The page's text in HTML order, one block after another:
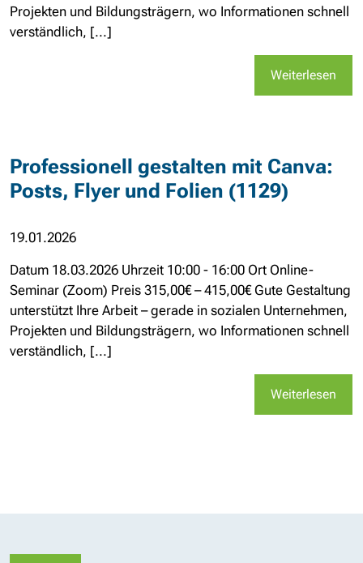
Projekten und Bildungsträgern, wo Informationen schnell
verständlich, [...]
Weiterlesen
Professionell gestalten mit Canva:
Posts, Flyer und Folien (1129)
19.01.2026
Datum 18.03.2026 Uhrzeit 10:00 - 16:00 Ort Online-
Seminar (Zoom) Preis 315,00€ – 415,00€ Gute Gestaltung
unterstützt Ihre Arbeit – gerade in sozialen Unternehmen,
Projekten und Bildungsträgern, wo Informationen schnell
verständlich, [...]
Weiterlesen